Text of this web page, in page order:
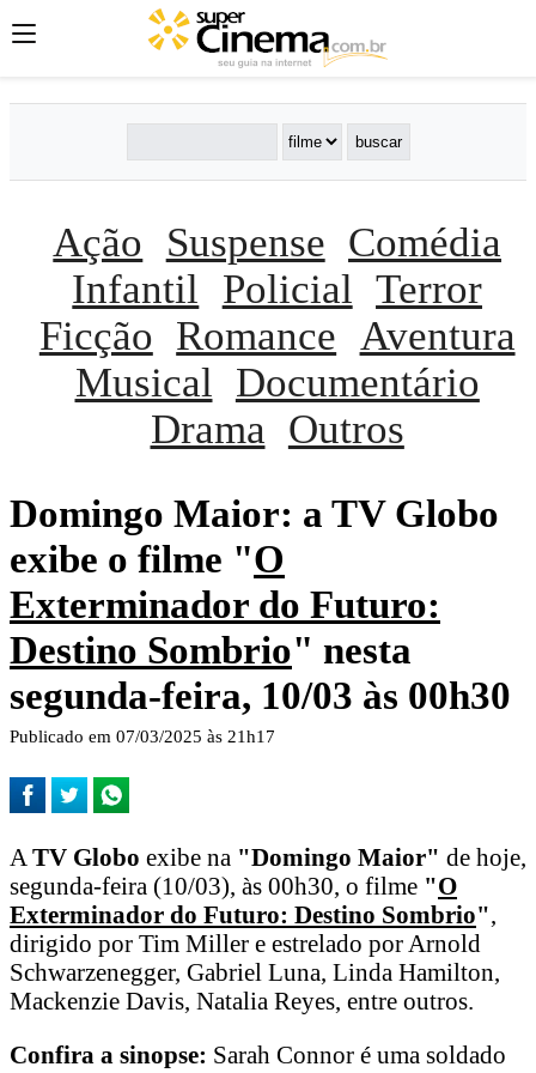
Ação Suspense Comédia
Infantil
Policial Terror
Ficção Romance Aventura
Musical
Documentário
Drama Outros
Domingo Maior: a TV Globo
exibe o filme "O
Exterminador do Futuro:
Destino Sombrio" nesta
segunda-feira, 10/03 às 00h30
Publicado em 07/03/2025 às 21h17
A TV Globo exibe na "Domingo Maior" de hoje,
segunda-feira (10/03), às 00h30, o filme "O
Exterminador do Futuro: Destino Sombrio",
dirigido por Tim Miller e estrelado por Arnold
Schwarzenegger, Gabriel Luna, Linda Hamilton,
Mackenzie Davis, Natalia Reyes, entre outros.
Confira a sinopse: Sarah Connor é uma soldado